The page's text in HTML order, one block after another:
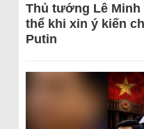
Thủ tướng Lê
thể khi xin ý kiến
Putin